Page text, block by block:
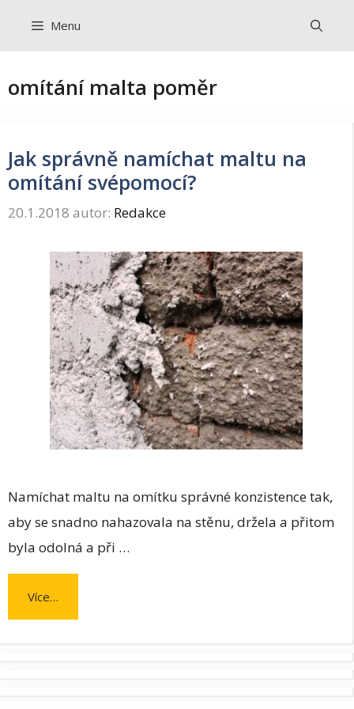
Menu
omítání malta poměr
Jak správně namíchat maltu na
omítání svépomocí?
20.1.2018 autor: Redakce
Namíchat maltu na omítku správné konzistence tak,
aby se snadno nahazovala na stěnu, držela a přitom
byla odolná a při …
Více…